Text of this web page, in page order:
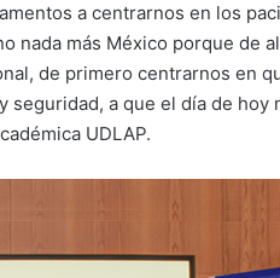
a centrarnos en los
nada más México porque de
de primero centrarnos en
seguridad, a que el día de hoy
UDLAP.